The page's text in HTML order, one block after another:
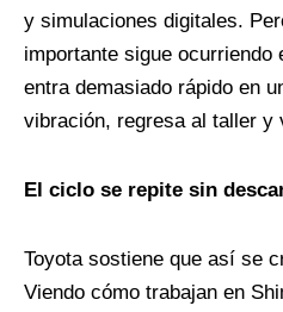
y simulaciones digitales.
importante sigue ocurriendo
entra demasiado rápido en
vibración, regresa al taller y
El ciclo se repite sin
Toyota sostiene que así se
Viendo cómo trabajan en